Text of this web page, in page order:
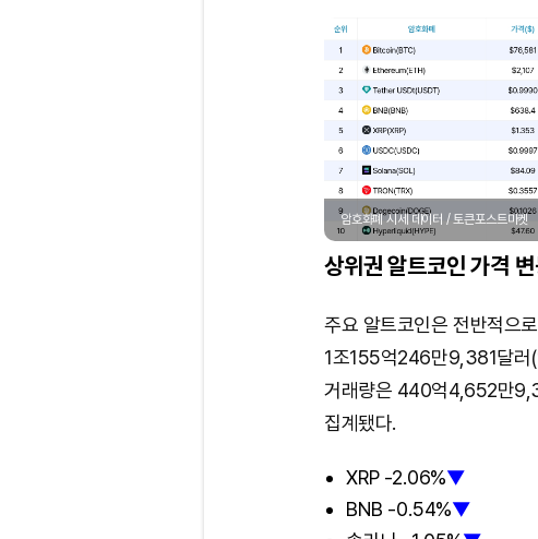
암호화폐 시세 데이터 / 토큰포스트마켓
상위권 알트코인 가격
주요 알트코인은 전반적으
1조155억246만9,381달
거래량은 440억4,652만
집계됐다.
XRP -2.06%▼
BNB -0.54%▼